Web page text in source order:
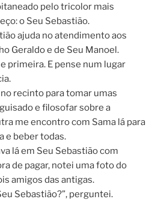
pelo tricolor mais
o Seu Sebastião.
ajuda no atendimento aos
Geraldo e de Seu Manoel.
primeira. E pense num lugar
recinto para tomar umas
e filosofar sobre a
me encontro com Sama lá para
e beber todas.
lá em Seu Sebastião com
de pagar, notei uma foto do
amigos das antigas.
Sebastião?”, perguntei.